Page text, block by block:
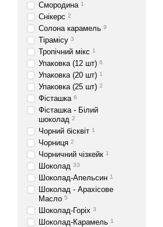
Смородина 1
Снікерс 2
Солона карамель 9
Тірамісу 3
Тропічний мікс 1
Упаковка (12 шт) 6
Упаковка (20 шт) 1
Упаковка (25 шт) 2
Фісташка 6
Фісташка - Білий
шоколад 2
Чорний бісквіт 1
Чорниця 2
Чорничний чізкейк 1
Шоколад 33
Шоколад-Апельсин 1
Шоколад - Арахісове
Масло 5
Шоколад-Горіх 3
Шоколад-Карамель 1